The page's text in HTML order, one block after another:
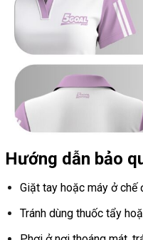
Hướng dẫn bảo
Giặt tay hoặc máy ở chế
Tránh dùng thuốc tẩy